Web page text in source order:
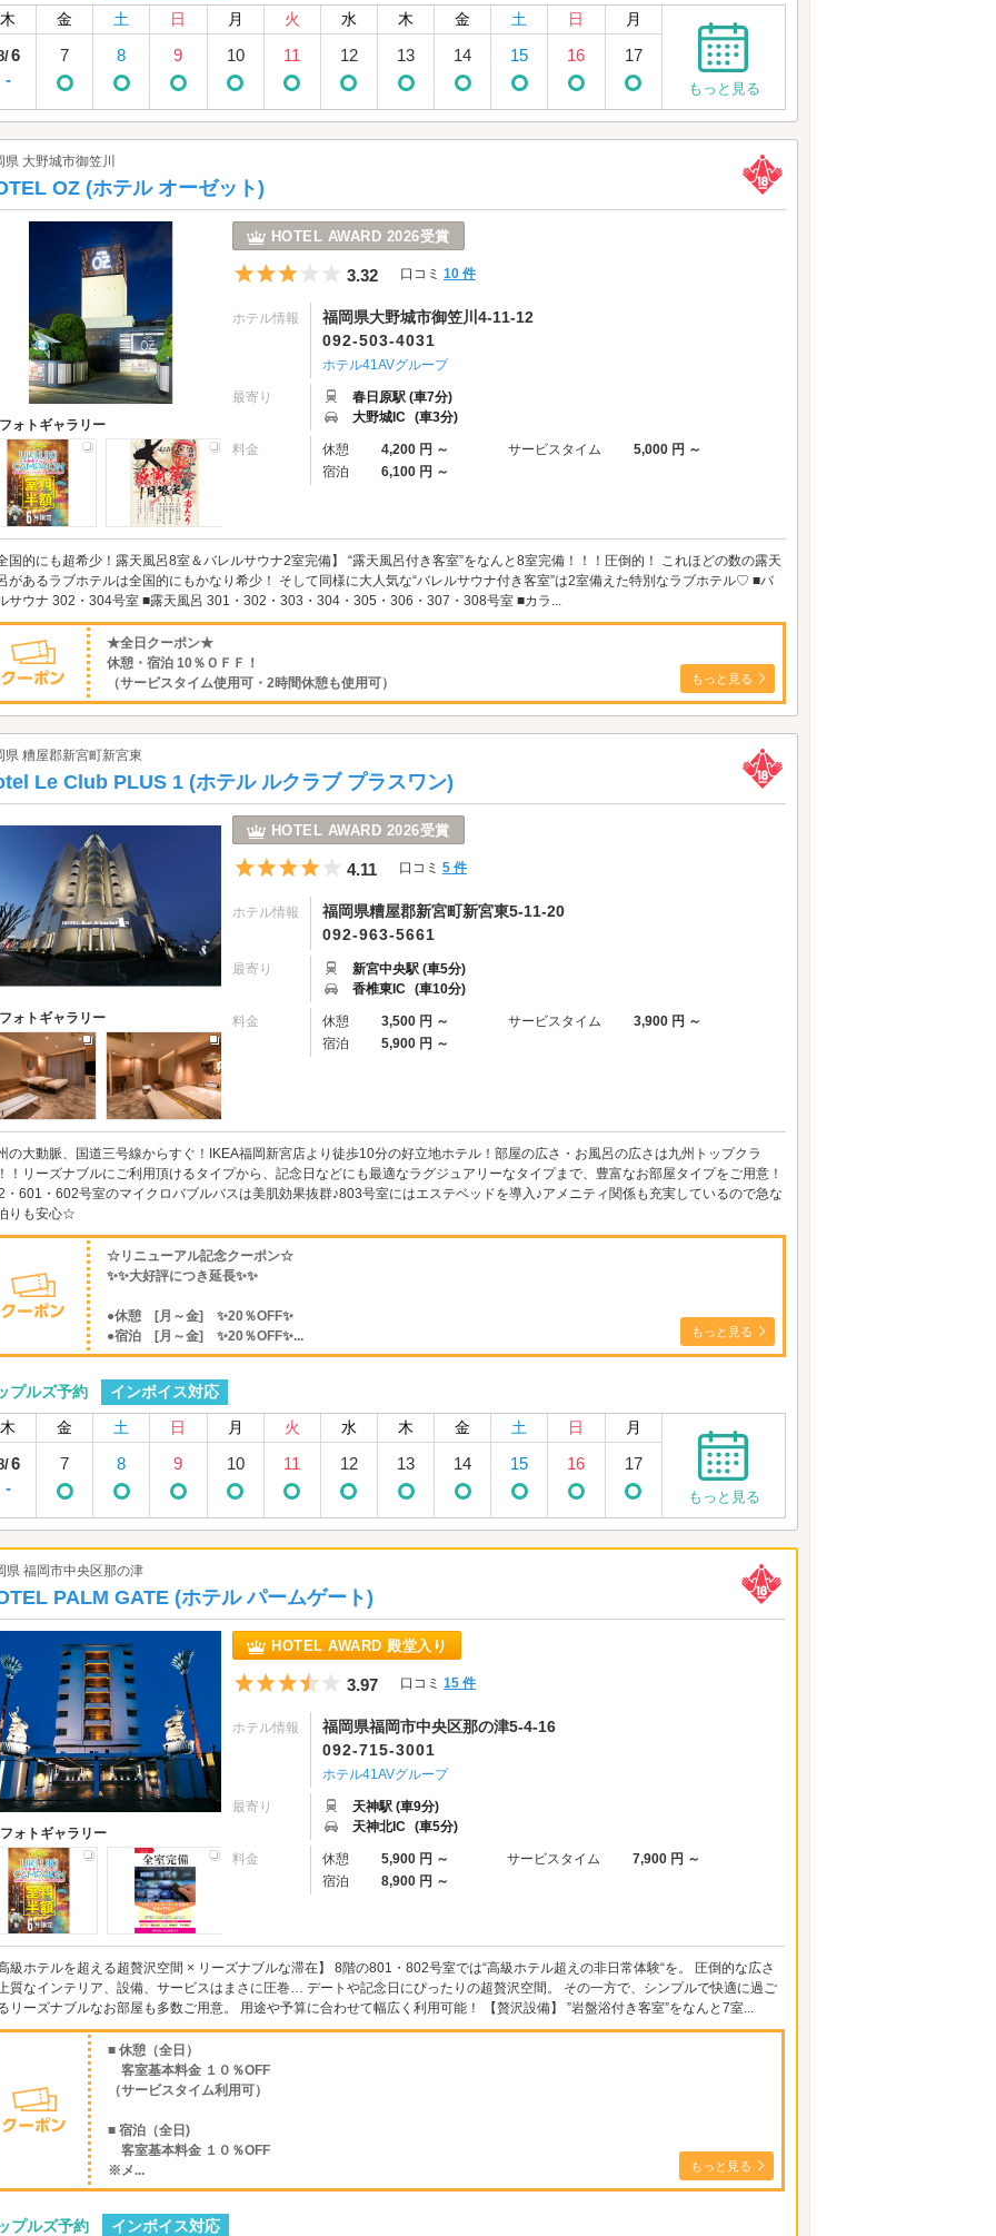
木
金 土 日 月 火 水 木 金 土 日 月
6
-
7 8 9 10 11 12 13 14 15 16 17
もっと見る
県 大野城市御笠川
OZ (ホテル オーゼット)
フォトギャラリー
HOTEL AWARD 2026受賞
5つ星のうち3
3.32 口コミ 10 件
ホテル情報
福岡県大野城市御笠川4-11-12
092-503-4031
ホテル41AVグループ
最寄り
春日原駅 (車7分)
大野城IC (車3分)
料金 休憩 4,200 円 ～ サービスタイム
5,000 円 ～
宿泊
6,100 円 ～
全国的にも超希少！露天風呂8室＆バレルサウナ2室完備】 “露天風呂付き客室”をなんと8室完備！！！圧倒的！ これほどの数の露天
があるラブホテルは全国的にもかなり希少！ そして同様に大人気な“バレルサウナ付き客室”は2室備えた特別なラブホテル♡ ■バ
サウナ 302・304号室 ■露天風呂 301・302・303・304・305・306・307・308号室 ■カラ...
★全日クーポン★
休憩・宿泊 10％ＯＦＦ！
（サービスタイム使用可・2時間休憩も使用可）
もっと見る
県 糟屋郡新宮町新宮東
Le Club PLUS 1 (ホテル ルクラブ プラスワン)
フォトギャラリー
HOTEL AWARD 2026受賞
5つ星のうち4
4.11 口コミ 5 件
ホテル情報
福岡県糟屋郡新宮町新宮東5-11-20
092-963-5661
最寄り
新宮中央駅 (車5分)
香椎東IC (車10分)
料金 休憩 3,500 円 ～ サービスタイム
3,900 円 ～
宿泊
5,900 円 ～
の大動脈、国道三号線からすぐ！IKEA福岡新宮店より徒歩10分の好立地ホテル！部屋の広さ・お風呂の広さは九州トップクラ
！リーズナブルにご利用頂けるタイプから、記念日などにも最適なラグジュアリーなタイプまで、豊富なお部屋タイプをご用意！
・601・602号室のマイクロバブルバスは美肌効果抜群♪803号室にはエステベッドを導入♪アメニティ関係も充実しているので急な
りも安心☆
☆リニューアル記念クーポン☆
✨✨大好評につき延長✨✨
●休憩 [月～金] ✨20％OFF✨
●宿泊 [月～金] ✨20％OFF✨...
もっと見る
プルズ予約
インボイス対応
木
金 土 日 月 火 水 木 金 土 日 月
6
-
7 8 9 10 11 12 13 14 15 16 17
もっと見る
県 福岡市中央区那の津
PALM GATE (ホテル パームゲート)
フォトギャラリー
HOTEL AWARD 殿堂入り
5つ星のうち3.5
3.97 口コミ15 件
ホテル情報
福岡県福岡市中央区那の津5-4-16
092-715-3001
ホテル41AVグループ
最寄り
天神駅 (車9分)
天神北IC (車5分)
料金 休憩 5,900 円 ～ サービスタイム
7,900 円 ～
宿泊
8,900 円 ～
高級ホテルを超える超贅沢空間 × リーズナブルな滞在】 8階の801・802号室では“高級ホテル超えの非日常体験“を。 圧倒的な広さ
質なインテリア、設備、サービスはまさに圧巻… デートや記念日にぴったりの超贅沢空間。 その一方で、シンプルで快適に過ご
リーズナブルなお部屋も多数ご用意。 用途や予算に合わせて幅広く利用可能！ 【贅沢設備】 ”岩盤浴付き客室”をなんと7室...
■ 休憩（全日）
客室基本料金 １０％OFF
（サービスタイム利用可）
■ 宿泊（全日)
客室基本料金 １０％OFF
※メ...
もっと見る
プルズ予約 インボイス対応